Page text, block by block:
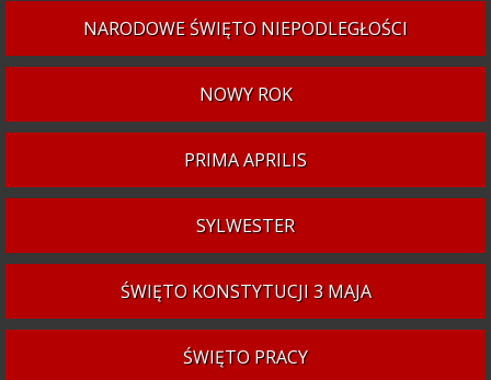
NARODOWE ŚWIĘTO NIEPODLEGŁOŚCI
NOWY ROK
PRIMA APRILIS
SYLWESTER
ŚWIĘTO KONSTYTUCJI 3 MAJA
ŚWIĘTO PRACY